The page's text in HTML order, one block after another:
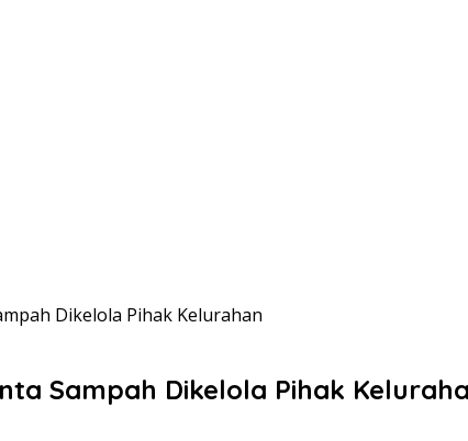
Dikelola Pihak Kelurahan
Sampah Dikelola Pihak